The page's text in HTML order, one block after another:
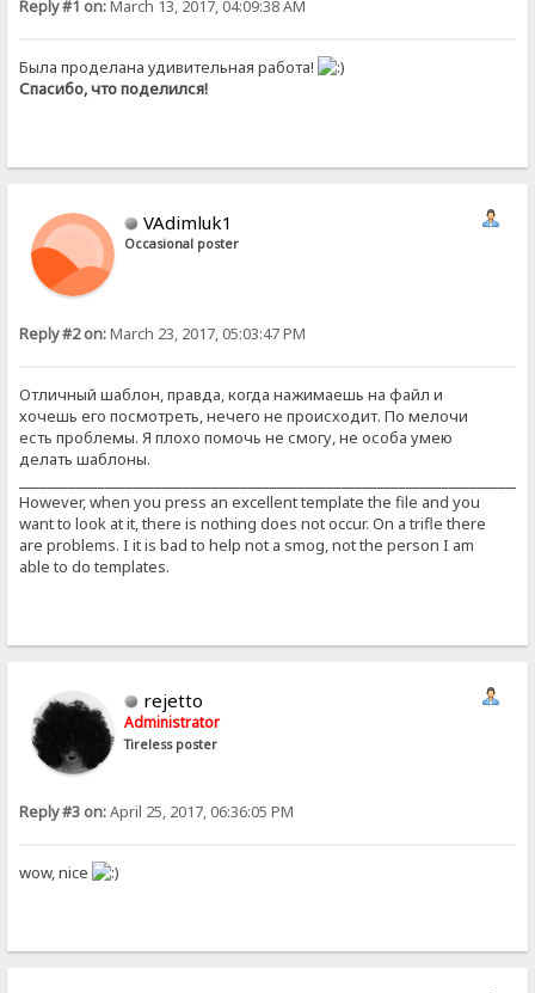
Reply #1 on:March 13, 2017, 04:09:38 AM
Была проделана удивительная работа!
Спасибо, что поделился!
VAdimluk1
Occasional poster
Reply #2 on:March 23, 2017, 05:03:47 PM
Отличный шаблон, правда, когда нажимаешь на файл и
хочешь его посмотреть, нечего не происходит. По мелочи
есть проблемы. Я плохо помочь не смогу, не особа умею
делать шаблоны.
However, when you press an excellent template the file and you
want to look at it, there is nothing does not occur. On a trifle there
are problems. I it is bad to help not a smog, not the person I am
able to do templates.
rejetto
Administrator
Tireless poster
Reply #3 on:April 25, 2017, 06:36:05 PM
wow, nice